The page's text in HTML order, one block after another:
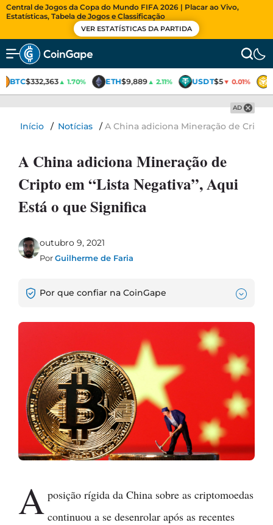
Central de Jogos da Copa do Mundo FIFA 2026 | Placar ao Vivo,
Estatísticas, Tabela de Jogos e Classificação
VER ESTATÍSTICAS DA PARTIDA
BTC$332,363▲ 1.70% ETH$9,889▲ 2.11% USDT$5▼ 0.01%
AD
Início / Notícias /A China adiciona Mineração de
A China adiciona Mineração de
Cripto em “Lista Negativa”, Aqui
Está o que Significa
outubro 9, 2021
PorGuilherme de Faria
Por que confiar na CoinGape
A posição rígida da China sobre as criptomoedas
continuou a se desenrolar após as recentes